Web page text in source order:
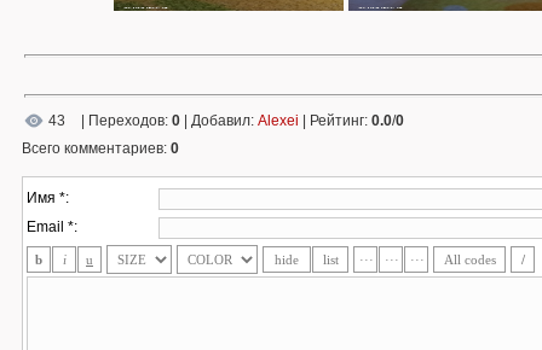
43 Переходов: 0 Добавил: Alexei Рейтинг: 0.0/0
Всего комментариев: 0
Имя *:
Email *: